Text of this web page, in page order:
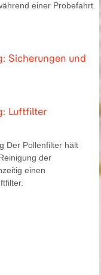
einer Probefahrt.
Sicherungen und
Luftfilter
Der Pollenfilter hält
der
einen